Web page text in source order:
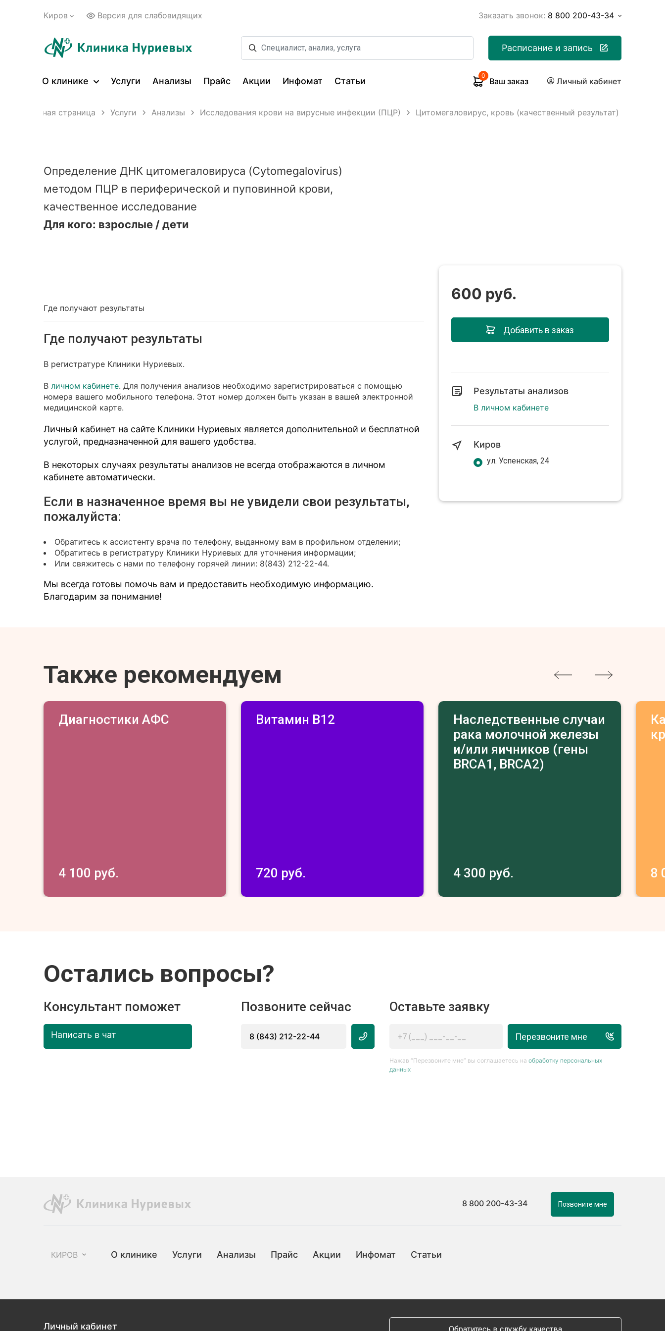
Киров Версия для слабовидящих Заказать звонок: 8 800 200-43-34
Расписание и запись
О клинике Услуги Анализы Прайс Акции Инфомат Статьи
0
Ваш заказ Личный кабинет
Главная страница Услуги Анализы Исследования крови на вирусные инфекции (ПЦР) Цитомегаловирус, кровь (качественный результат)
Определение ДНК цитомегаловируса (Cytomegalovirus)
методом ПЦР в периферической и пуповинной крови,
качественное исследование
Для кого: взрослые / дети
Где получают результаты
Где получают результаты
В регистратуре Клиники Нуриевых.
В личном кабинете. Для получения анализов необходимо зарегистрироваться с помощью
номера вашего мобильного телефона. Этот номер должен быть указан в вашей электронной
медицинской карте.
Личный кабинет на сайте Клиники Нуриевых является дополнительной и бесплатной
услугой, предназначенной для вашего удобства.
В некоторых случаях результаты анализов не всегда отображаются в личном
кабинете автоматически.
Если в назначенное время вы не увидели свои результаты,
пожалуйста:
Обратитесь к ассистенту врача по телефону, выданному вам в профильном отделении;
Обратитесь в регистратуру Клиники Нуриевых для уточнения информации;
Или свяжитесь с нами по телефону горячей линии: 8(843) 212-22-44.
Мы всегда готовы помочь вам и предоставить необходимую информацию.
Благодарим за понимание!
600 руб.
Добавить в заказ
Результаты анализов
В личном кабинете
Киров
ул. Успенская, 24
Также рекомендуем
Диагностики АФС
4 100 руб.
Витамин В12
720 руб.
Наследственные случаи
рака молочной железы
и/или яичников (гены
BRCA1, BRCA2)
4 300 руб. 8
Остались вопросы?
Консультант поможет
Написать в чат
Позвоните сейчас
8 (843) 212-22-44
Оставьте заявку
Перезвоните мне
Нажав “Перезвоните мне” вы соглашаетесь на обработку персональных
данных
8 800 200-43-34 Позвоните мне
КИРОВ О клинике Услуги Анализы Прайс Акции Инфомат Статьи
Личный кабинет Обратитесь в службу качества